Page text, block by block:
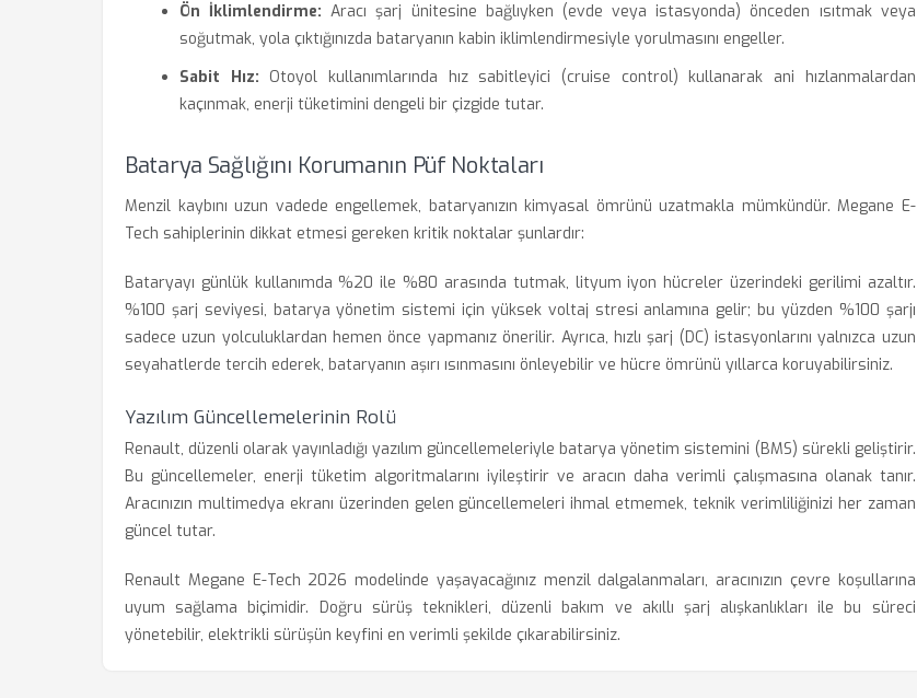
Ön İklimlendirme: Aracı şarj ünitesine bağlıyken (evde veya istasyonda) önceden ısıtmak veya
soğutmak, yola çıktığınızda bataryanın kabin iklimlendirmesiyle yorulmasını engeller.
Sabit Hız: Otoyol kullanımlarında hız sabitleyici (cruise control) kullanarak ani hızlanmalardan
kaçınmak, enerji tüketimini dengeli bir çizgide tutar.
Batarya Sağlığını Korumanın Püf Noktaları
Menzil kaybını uzun vadede engellemek, bataryanızın kimyasal ömrünü uzatmakla mümkündür. Megane E-
Tech sahiplerinin dikkat etmesi gereken kritik noktalar şunlardır:
Bataryayı günlük kullanımda %20 ile %80 arasında tutmak, lityum iyon hücreler üzerindeki gerilimi azaltır.
%100 şarj seviyesi, batarya yönetim sistemi için yüksek voltaj stresi anlamına gelir; bu yüzden %100 şarjı
sadece uzun yolculuklardan hemen önce yapmanız önerilir. Ayrıca, hızlı şarj (DC) istasyonlarını yalnızca uzun
seyahatlerde tercih ederek, bataryanın aşırı ısınmasını önleyebilir ve hücre ömrünü yıllarca koruyabilirsiniz.
Yazılım Güncellemelerinin Rolü
Renault, düzenli olarak yayınladığı yazılım güncellemeleriyle batarya yönetim sistemini (BMS) sürekli geliştirir.
Bu güncellemeler, enerji tüketim algoritmalarını iyileştirir ve aracın daha verimli çalışmasına olanak tanır.
Aracınızın multimedya ekranı üzerinden gelen güncellemeleri ihmal etmemek, teknik verimliliğinizi her zaman
güncel tutar.
Renault Megane E-Tech 2026 modelinde yaşayacağınız menzil dalgalanmaları, aracınızın çevre koşullarına
uyum sağlama biçimidir. Doğru sürüş teknikleri, düzenli bakım ve akıllı şarj alışkanlıkları ile bu süreci
yönetebilir, elektrikli sürüşün keyfini en verimli şekilde çıkarabilirsiniz.